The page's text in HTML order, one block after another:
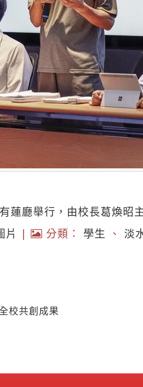
廳舉行，由校長葛煥昭
片 | 分類： 學生 、 淡
校共創成果